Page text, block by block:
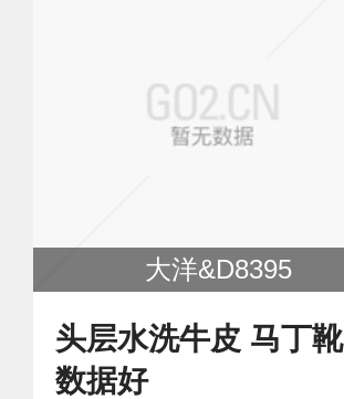
大洋&D8395
头层水洗牛皮 马丁靴
数据好